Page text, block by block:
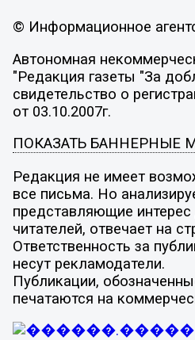
© Информационное
Автономная
"Редакция газеты "За
свидетельство о
от 03.10.2007г.
ПОКАЗАТЬ БАННЕРНЫЕ
Редакция не имеет
все письма. Но
представляющие
читателей, отвечает на
Ответственность за
несут рекламодатели.
Публикации,
печатаются на